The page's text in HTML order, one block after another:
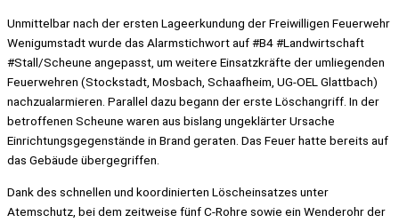
Unmittelbar nach der ersten Lageerkundung der Freiwilligen Feuerwehr
Wenigumstadt wurde das Alarmstichwort auf #B4 #Landwirtschaft
#Stall/Scheune angepasst, um weitere Einsatzkräfte der umliegenden
Feuerwehren (Stockstadt, Mosbach, Schaafheim, UG-OEL Glattbach)
nachzualarmieren. Parallel dazu begann der erste Löschangriff. In der
betroffenen Scheune waren aus bislang ungeklärter Ursache
Einrichtungsgegenstände in Brand geraten. Das Feuer hatte bereits auf
das Gebäude übergegriffen.
Dank des schnellen und koordinierten Löscheinsatzes unter
Atemschutz, bei dem zeitweise fünf C-Rohre sowie ein Wenderohr der